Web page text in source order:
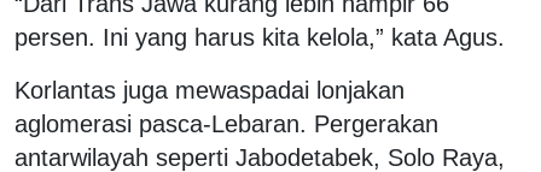
persen. Ini yang harus kita kelola,” kata Agus.
Korlantas juga mewaspadai lonjakan
aglomerasi pasca-Lebaran. Pergerakan
antarwilayah seperti Jabodetabek, Solo Raya,